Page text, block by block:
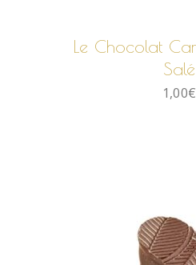
Le Chocolat
Salé
1,00€